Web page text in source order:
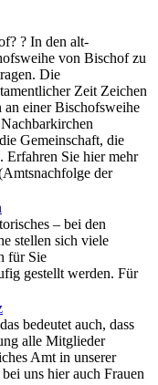
? In den alt-
von Bischof zu
Die
Zeit Zeichen
an einer Bischofsweihe
Gemeinschaft, die
Erfahren Sie hier mehr
der
– bei den
stellen sich viele
für Sie
gestellt werden. Für
bedeutet auch, dass
alle Mitglieder
Amt in unserer
uns hier auch Frauen